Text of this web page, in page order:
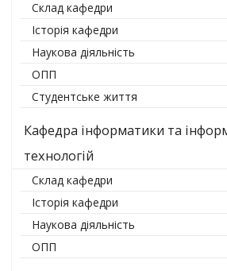
Склад кафедри
Історія кафедри
Наукова діяльність
ОПП
Студентське життя
Кафедра інформатики та
технологій
Склад кафедри
Історія кафедри
Наукова діяльність
ОПП